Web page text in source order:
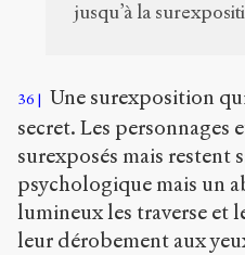
jusqu’à la
36
Une surexposition
secret. Les personnages
surexposés mais restent
psychologique mais un
lumineux les traverse et
leur dérobement aux